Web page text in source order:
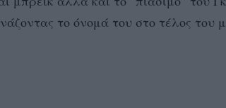
το όνομά του στο τέλος του